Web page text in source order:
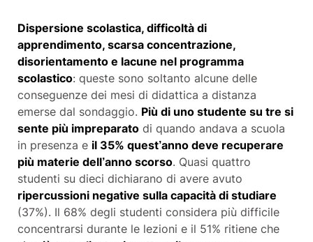
Dispersione scolastica, difficoltà di
apprendimento, scarsa concentrazione,
disorientamento e lacune nel programma
scolastico: queste sono soltanto alcune delle
conseguenze dei mesi di didattica a distanza
emerse dal sondaggio. Più di uno studente su tre si
sente più impreparatodi quando andava a scuola
in presenza e il 35% quest’anno deve recuperare
più materie dell’anno scorso. Quasi quattro
studenti su dieci dichiarano di avere avuto
ripercussioni negative sulla capacità di studiare
(37%). Il 68% degli studenti considera più difficile
concentrarsi durante le lezioni e il 51% ritiene che